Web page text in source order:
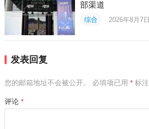
部渠道
综合 2026年8月7日
发表回复
您的邮箱地址不会被公开。 必填项已用 *标注
评论 *